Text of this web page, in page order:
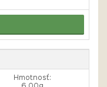
Hmotnosť: